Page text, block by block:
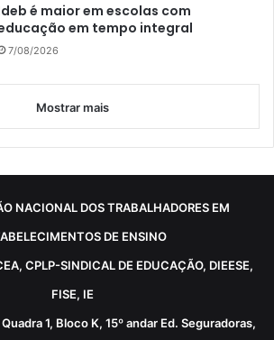
é maior em escolas com
em tempo integral
7/08/2026
Mostrar mais
NACIONAL DOS TRABALHADORES EM
DE ENSINO
CPLP-SINDICAL DE EDUCAÇÃO, DIEESE,
FISE, IE
1, Bloco K, 15º andar Ed. Seguradoras,